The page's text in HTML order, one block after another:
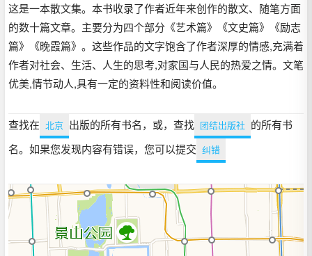
这是一本散文集。本书收录了作者近年来创作的散文、随笔方面
的数十篇文章。主要分为四个部分《艺术篇》《文史篇》《励志
篇》《晚霞篇》。这些作品的文字饱含了作者深厚的情感,充满着
作者对社会、生活、人生的思考,对家国与人民的热爱之情。文笔
优美,情节动人,具有一定的资料性和阅读价值。
查找在 北京 出版的所有书名，或，查找 团结出版社 的所有书
名。如果您发现内容有错误，您可以提交 纠错